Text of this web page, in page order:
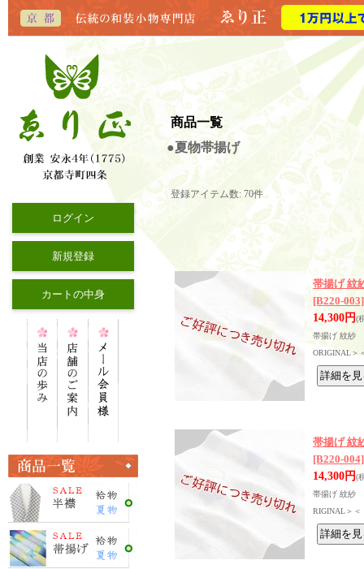
ログイン
新規登録
カートの中身
商品一覧
●夏物帯揚げ
登録アイテム数: 70件
帯揚げ 紋
[B220-003]
14,300円(
帯揚げ 紋紗
ORIGINAL＞
帯揚げ 紋
[B220-004]
14,300円(
帯揚げ 紋紗
RIGINAL＞＜